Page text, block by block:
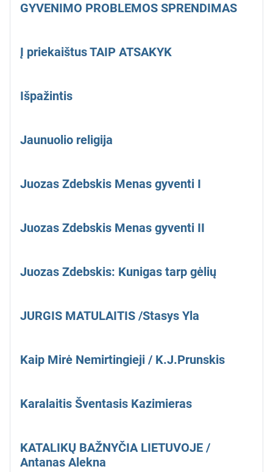
GYVENIMO PROBLEMOS SPRENDIMAS
Į priekaištus TAIP ATSAKYK
Išpažintis
Jaunuolio religija
Juozas Zdebskis Menas gyventi I
Juozas Zdebskis Menas gyventi II
Juozas Zdebskis: Kunigas tarp gėlių
JURGIS MATULAITIS /Stasys Yla
Kaip Mirė Nemirtingieji / K.J.Prunskis
Karalaitis Šventasis Kazimieras
KATALIKŲ BAŽNYČIA LIETUVOJE /
Antanas Alekna